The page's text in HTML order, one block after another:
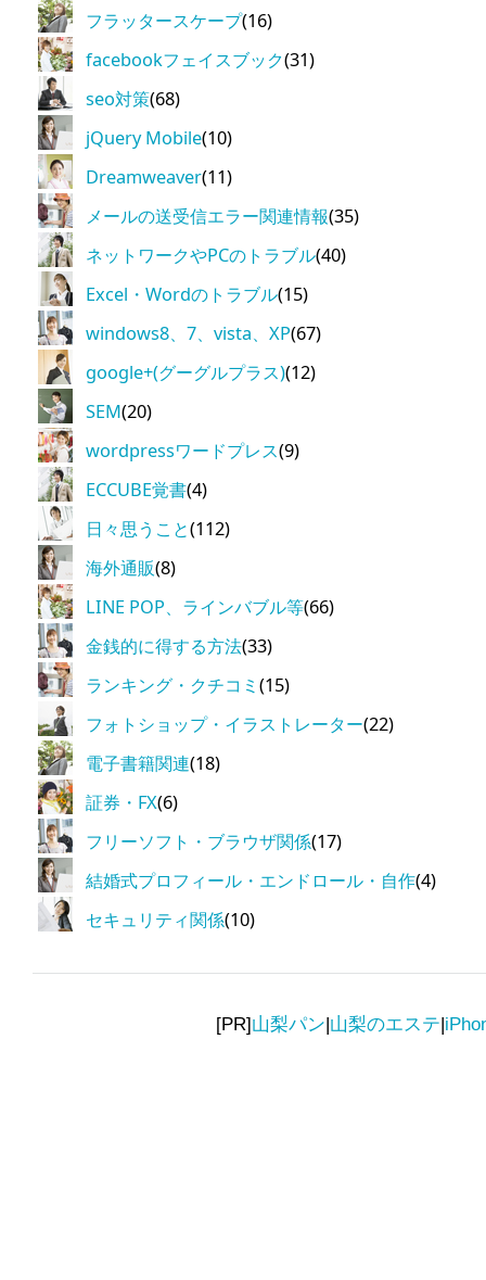
フラッタースケープ(16)
facebookフェイスブック(31)
seo対策(68)
jQuery Mobile(10)
Dreamweaver(11)
メールの送受信エラー関連情報(35)
ネットワークやPCのトラブル(40)
Excel・Wordのトラブル(15)
windows8、7、vista、XP(67)
google+(グーグルプラス)(12)
SEM(20)
wordpressワードプレス(9)
ECCUBE覚書(4)
日々思うこと(112)
海外通販(8)
LINE POP、ラインバブル等(66)
金銭的に得する方法(33)
ランキング・クチコミ (15)
フォトショップ・イラストレーター(22)
電子書籍関連(18)
証券・FX(6)
フリーソフト・ブラウザ関係(17)
結婚式プロフィール・エンドロール・自作(4)
セキュリティ関係(10)
[PR] 山梨パン 山梨のエステ